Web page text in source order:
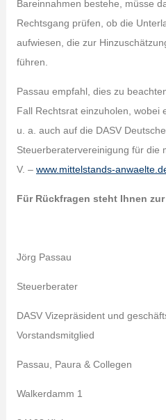
Bareinnahmen bestehe, müsse
Rechtsgang prüfen, ob die
aufwiesen, die zur
führen.
Passau empfahl, dies zu
Fall Rechtsrat einzuholen, wobei
u. a. auch auf die DASV
Steuerberatervereinigung für die
V. – www.mittelstands-
Für Rückfragen steht Ihnen
Jörg Passau
Steuerberater
DASV Vizepräsident und
Vorstandsmitglied
Passau, Paura & Collegen
Walkerdamm 1